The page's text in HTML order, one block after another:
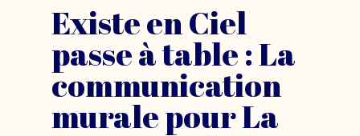
Existe en Ciel
passe à table : La
communication
murale pour La